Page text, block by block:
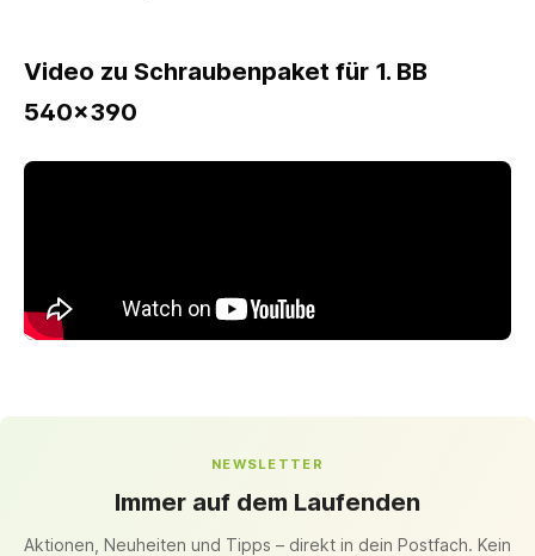
Video zu Schraubenpaket für 1. BB
540x390
NEWSLETTER
Immer auf dem Laufenden
Aktionen, Neuheiten und Tipps – direkt in dein Postfach. Kein